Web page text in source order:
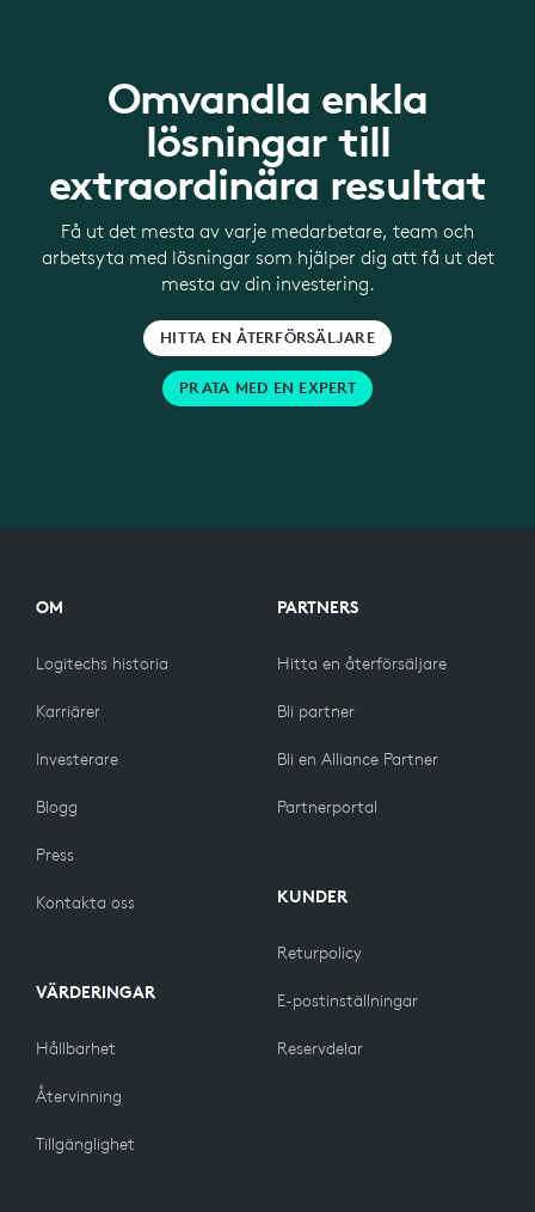
Omvandla enkla
lösningar till
extraordinära resultat
Få ut det mesta av varje medarbetare, team och
arbetsyta med lösningar som hjälper dig att få ut det
mesta av din investering.
HITTA EN ÅTERFÖRSÄLJARE
PRATA MED EN EXPERT
OM
Logitechs historia
Karriärer
Investerare
Blogg
Press
Kontakta oss
VÄRDERINGAR
Hållbarhet
Återvinning
Tillgänglighet
PARTNERS
Hitta en återförsäljare
Bli partner
Bli en Alliance Partner
Partnerportal
KUNDER
Returpolicy
E-postinställningar
Reservdelar